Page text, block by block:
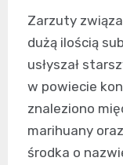
Zarzuty
dużą ilością
usłyszał
w powiecie
znaleziono
marihuany
środka o